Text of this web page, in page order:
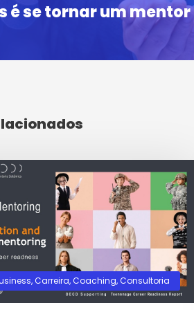
é se tornar um mentor
, Carreira, Coaching, Consultoria